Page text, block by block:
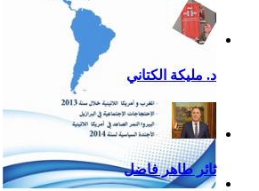
د. مليكة الكتاني
ثائر طاهر فاضل